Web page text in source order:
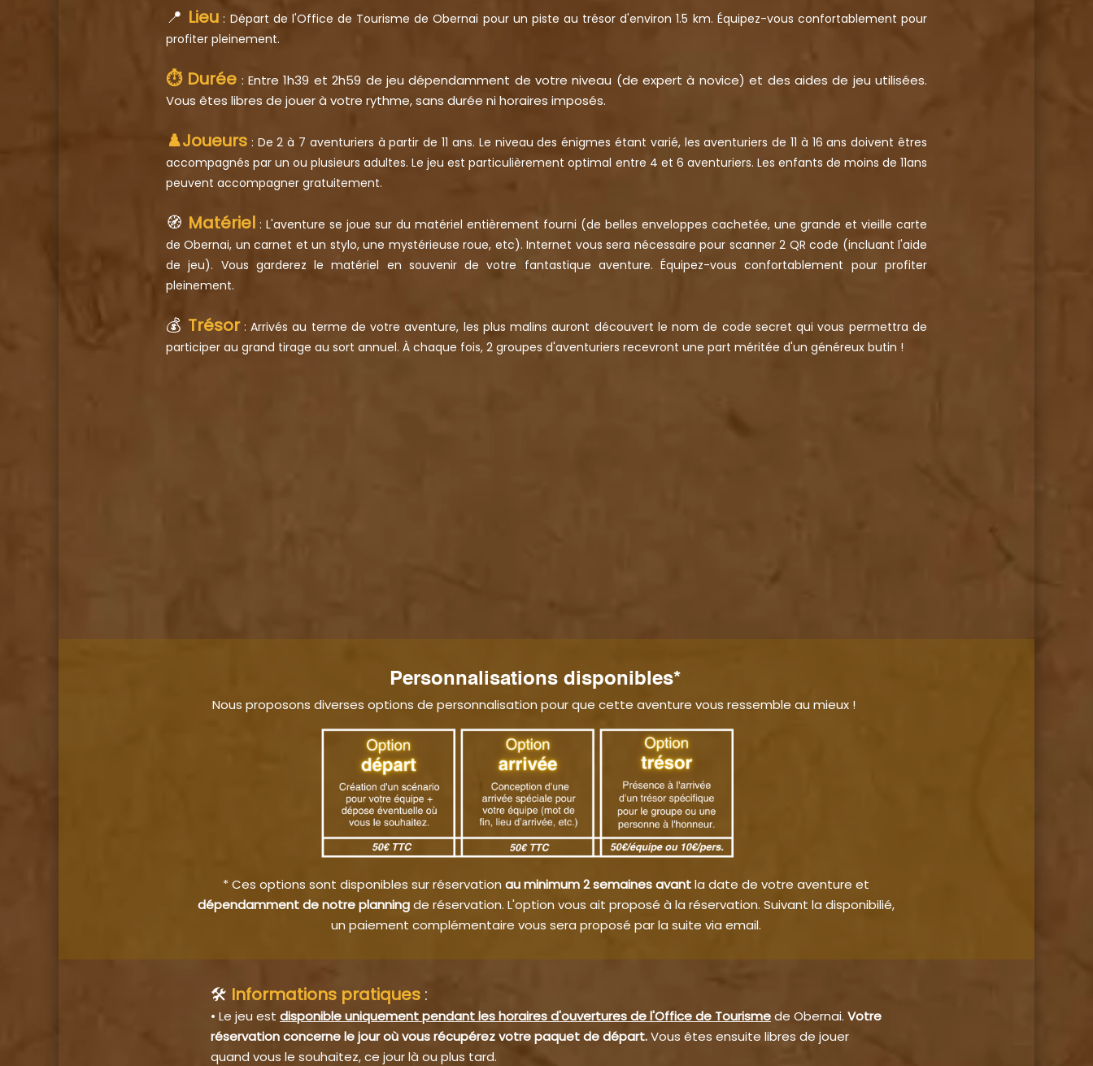
📍 Lieu : Départ de l'Office de Tourisme de Obernai pour un piste au trésor d'environ 1.5 km. Équipez-vous confortablement pour
profiter pleinement.
⏱️ Durée : Entre 1h39 et 2h59 de jeu dépendamment de votre niveau (de expert à novice) et des aides de jeu utilisées.
Vous êtes libres de jouer à votre rythme, sans durée ni horaires imposés.
♟️Joueurs : De 2 à 7 aventuriers à partir de 11 ans. Le niveau des énigmes étant varié, les aventuriers de 11 à 16 ans doivent êtres
accompagnés par un ou plusieurs adultes. Le jeu est particulièrement optimal entre 4 et 6 aventuriers. Les enfants de moins de 11ans
peuvent accompagner gratuitement.
🧭 Matériel : L'aventure se joue sur du matériel entièrement fourni (de belles enveloppes cachetée, une grande et vieille carte
de Obernai, un carnet et un stylo, une mystérieuse roue, etc). Internet vous sera nécessaire pour scanner 2 QR code (incluant l'aide
de jeu). Vous garderez le matériel en souvenir de votre fantastique aventure. Équipez-vous confortablement pour profiter
pleinement.
💰 Trésor: Arrivés au terme de votre aventure, les plus malins auront découvert le nom de code secret qui vous permettra de
participer au grand tirage au sort annuel. À chaque fois, 2 groupes d'aventuriers recevront une part méritée d'un généreux butin !
Personnalisations disponibles*
Nous proposons diverses options de personnalisation pour que cette aventure vous ressemble au mieux !
* Ces options sont disponibles sur réservation au minimum 2 semaines avantla date de votre aventure et
dépendamment de notre planningde réservation. L'option vous ait proposé à la réservation. Suivant la disponibilié,
un paiement complémentaire vous sera proposé par la suite via email.
🛠️ Informations pratiques :
• Le jeu est disponible uniquement pendant les horaires d'ouvertures de l'Office de Tourismede Obernai. Votre
réservation concerne le jour où vous récupérez votre paquet de départ.Vous êtes ensuite libres de jouer
quand vous le souhaitez, ce jour là ou plus tard.